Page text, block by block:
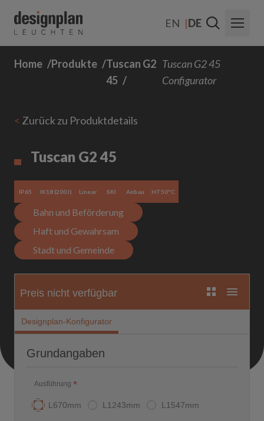
EN
DE
Über Uns
Produkte
Kontakt
Home Produkte
Tuscan G2
45
Tuscan G2 45
Configurator
< Zurück zu Produktdetails
Tuscan G2 45
IP65 IK18 (200J) Linear SKI Anbau HT50°C
Bahn und Beförderung
Haft und Gewahrsam
Stadt und Gemeinde